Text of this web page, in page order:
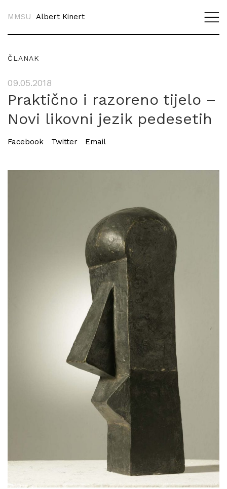
MMSU Albert Kinert
ČLANAK
09.05.2018
Praktično i razoreno tijelo –
Novi likovni jezik pedesetih
Facebook Twitter Email